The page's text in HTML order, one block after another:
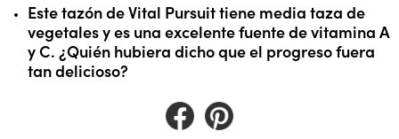
Este tazón de Vital Pursuit tiene media taza de
vegetales y es una excelente fuente de vitamina A
y C. ¿Quién hubiera dicho que el progreso fuera
tan delicioso?